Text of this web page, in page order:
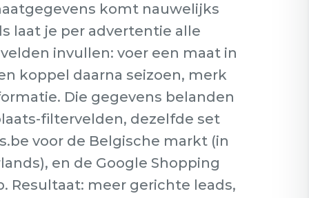
komt nauwelijks
laat je per advertentie alle
invullen: voer een maat in
en koppel daarna seizoen, merk
Die gegevens belanden
filtervelden, dezelfde set
voor de Belgische markt (in
en de Google Shopping
Resultaat: meer gerichte leads,